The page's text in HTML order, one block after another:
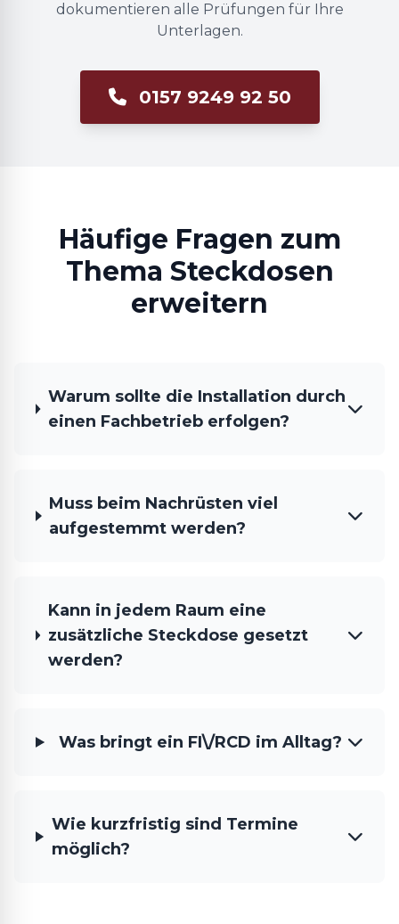
dokumentieren alle Prüfungen für Ihre
Unterlagen.
0157 9249 92 50
Häufige Fragen zum
Thema Steckdosen
erweitern
Warum sollte die Installation durch
einen Fachbetrieb erfolgen?
Muss beim Nachrüsten viel
aufgestemmt werden?
Kann in jedem Raum eine
zusätzliche Steckdose gesetzt
werden?
Was bringt ein FI\/RCD im Alltag?
Wie kurzfristig sind Termine
möglich?